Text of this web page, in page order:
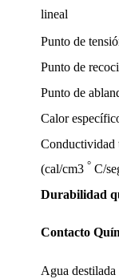
lineal
Punto de
Punto de
Punto de
Calor
Conductividad
(cal/cm3 ° C/
Durabilidad
Contacto
Agua destilada